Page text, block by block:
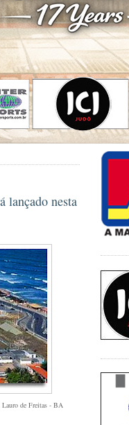
lançado nesta
Lauro de Freitas - BA